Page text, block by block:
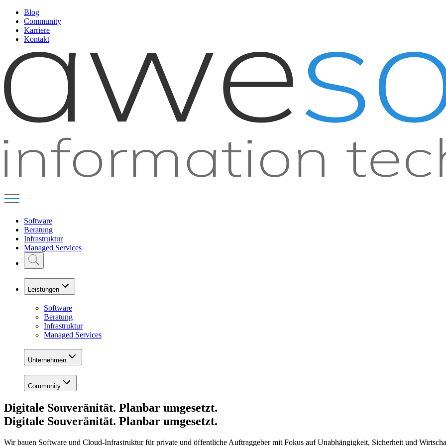
Blog
Community
Karriere
Kontakt
Software
Beratung
Infrastruktur
Managed Services
Leistungen
Software
Beratung
Infrastruktur
Managed Services
Unternehmen
Community
Digitale Souveränität. Planbar umgesetzt.
Digitale Souveränität. Planbar umgesetzt.
Wir bauen Software und Cloud-Infrastruktur fürprivate und öffentliche Auftraggebermit Fokus auf Unabhängigkeit, Sicherheit und